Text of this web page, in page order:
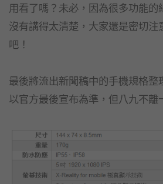
用看了嗎？未必，因為很多功能的
沒有講得太清楚，大家還是密切注
吧！
最後將流出新聞稿中的手機規格整
以官方最後宣布為準，但八九不離